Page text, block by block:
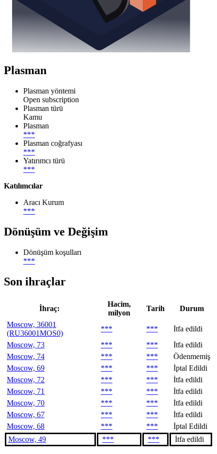
Plasman
Plasman yöntemi
Open subscription
Plasman türü
Kamu
Plasman
***
Plasman coğrafyası
***
Yatırımcı türü
***
Katılımcılar
Aracı Kurum
***
Dönüşüm ve Değişim
Dönüşüm koşulları
***
Son ihraçlar
İhraç:
Hacim,
milyon
Tarih
Durum
Moscow, 36001
(RU36001MOS0)
*** ***
İtfa edildi
Moscow, 73
*** ***
İtfa edildi
Moscow, 74
*** ***
Ödenmemiş
Moscow, 69
*** ***
İptal Edildi
Moscow, 72
*** ***
İtfa edildi
Moscow, 71
*** ***
İtfa edildi
Moscow, 70
*** ***
İtfa edildi
Moscow, 67
*** ***
İtfa edildi
Moscow, 68
*** ***
İptal Edildi
Moscow, 49
*** *** İtfa edildi